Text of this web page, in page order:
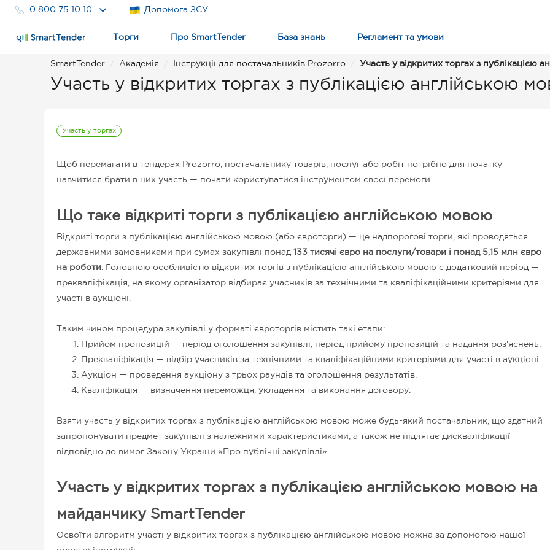
0 800 75 10 10 Допомога ЗСУ
Торги Про SmartTender База знань Регламент та умови
SmartTender Академія Інструкції для постачальників Prozorro Участь у відкритих торгах з публікацією
Участь у відкритих торгах з публікацією англійською
Участь у торгах
Щоб перемагати в тендерах Prozorro, постачальнику товарів, послуг або робіт потрібно для початку
навчитися брати в них участь — почати користуватися інструментом своєї перемоги.
Що таке відкриті торги з публікацією англійською мовою
Відкриті торги з публікацією англійською мовою (або євроторги) — це надпорогові торги, які проводяться
державними замовниками при сумах закупівлі понад 133 тисячі євро на послуги/товари і понад 5,15 млн євро
на роботи . Головною особливістю відкритих торгів з публікацією англійською мовою є додатковий період —
прекваліфікація, на якому організатор відбирає учасників за технічними та кваліфікаційними критеріями для
участі в аукціоні.
Таким чином процедура закупівлі у форматі євроторгів містить такі етапи:
Прийом пропозицій — період оголошення закупівлі, період прийому пропозицій та надання роз'яснень.
Прекваліфікація — відбір учасників за технічними та кваліфікаційними критеріями для участі в аукціоні.
Аукціон — проведення аукціону з трьох раундів та оголошення результатів.
Кваліфікація — визначення переможця, укладення та виконання договору.
Взяти участь у відкритих торгах з публікацією англійською мовою може будь-який постачальник, що здатний
запропонувати предмет закупівлі з належними характеристиками, а також не підлягає дискваліфікації
відповідно до вимог Закону України «Про публічні закупівлі».
Участь у відкритих торгах з публікацією англійською мовою на
майданчику SmartTender
Освоїти алгоритм участі у відкритих торгах з публікацією англійською мовою можна за допомогою нашої